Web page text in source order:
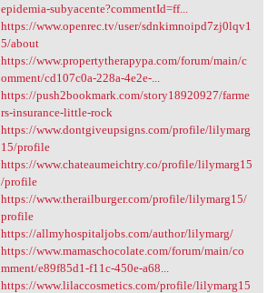
epidemia-subyacente?commentId=ff...
https://www.openrec.tv/user/sdnkimnoipd7zj0lqv1
5/about
https://www.propertytherapypa.com/forum/main/c
omment/cd107c0a-228a-4e2e-...
https://push2bookmark.com/story18920927/farme
rs-insurance-little-rock
https://www.dontgiveupsigns.com/profile/lilymarg
15/profile
https://www.chateaumeichtry.co/profile/lilymarg15
/profile
https://www.therailburger.com/profile/lilymarg15/
profile
https://allmyhospitaljobs.com/author/lilymarg/
https://www.mamaschocolate.com/forum/main/co
mment/e89f85d1-f11c-450e-a68...
https://www.lilaccosmetics.com/profile/lilymarg15